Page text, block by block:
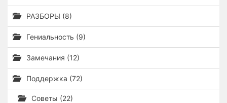
РАЗБОРЫ (8)
Гениальность (9)
Замечания (12)
Поддержка (72)
Советы (22)